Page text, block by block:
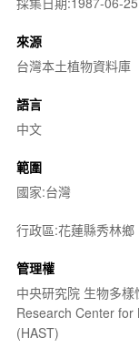
來源
台灣本土植物資料庫
語言
中文
範圍
國家:台灣
行政區:花蓮縣秀林鄉
管理權
中央研究院 生物多
Research Center for
(HAST)